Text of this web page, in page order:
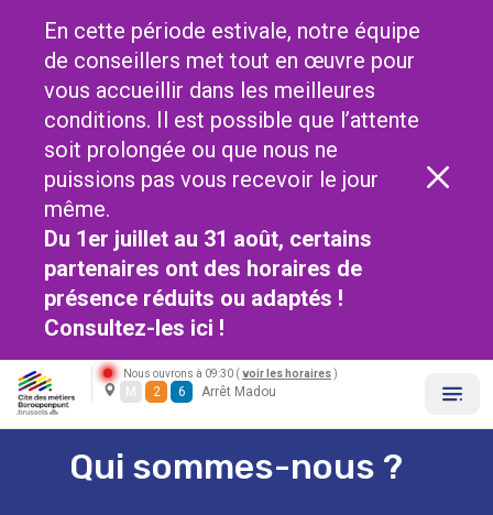
En cette période estivale, notre équipe
de conseillers met tout en œuvre pour
vous accueillir dans les meilleures
conditions. Il est possible que l’attente
soit prolongée ou que nous ne
puissions pas vous recevoir le jour
même.
Du 1er juillet au 31 août, certains
partenaires ont des horaires de
présence réduits ou adaptés !
Consultez-les ici !
Nous ouvrons à 09:30 ( voir les horaires )
M 2 6 Arrêt Madou
Qui sommes-nous ?